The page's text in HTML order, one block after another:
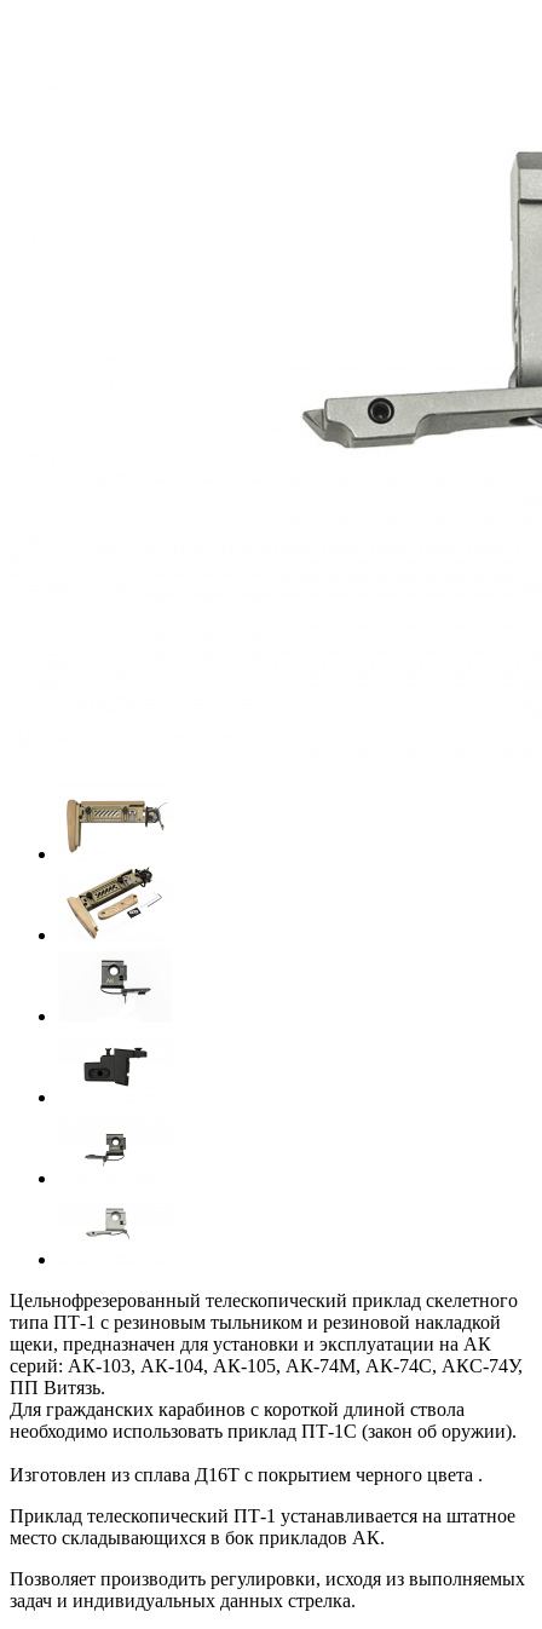
Цельнофрезерованный телескопический приклад скелетного
типа ПТ-1 с резиновым тыльником и резиновой накладкой
щеки, предназначен для установки и эксплуатации на АК
серий: АК-103, АК-104, АК-105, АК-74М, АК-74С, АКС-74У,
ПП Витязь.
Для гражданских карабинов с короткой длиной ствола
необходимо использовать приклад ПТ-1С (закон об оружии).
Изготовлен из сплава Д16Т с покрытием черного цвета .
Приклад телескопический ПТ-1 устанавливается на штатное
место складывающихся в бок прикладов АК.
Позволяет производить регулировки, исходя из выполняемых
задач и индивидуальных данных стрелка.